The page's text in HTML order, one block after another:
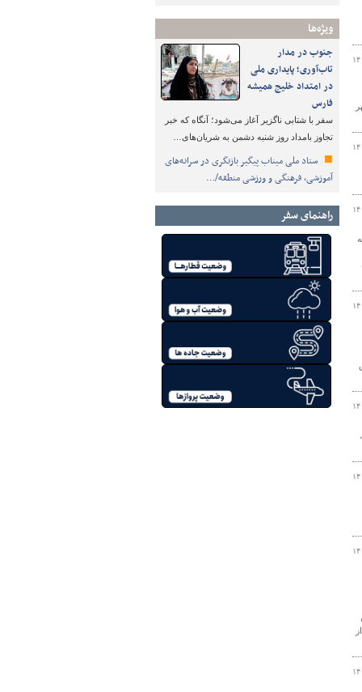
ویژه‌ها
جنوب در مدار
تاب‌آوری؛ پایداری ملی
در امتداد خلیج همیشه
فارس
سفر با شتابی ناگزیر آغاز می‌شود؛ آنگاه که خبر
تجاوز بامداد روز شنبه دشمن به شریان‌های…
ستاد ملی میناب پیگیر بازنگری در سرانه‌های
آموزشی، فرهنگی و ورزشی منطقه/…
راهنمای سفر
مهر